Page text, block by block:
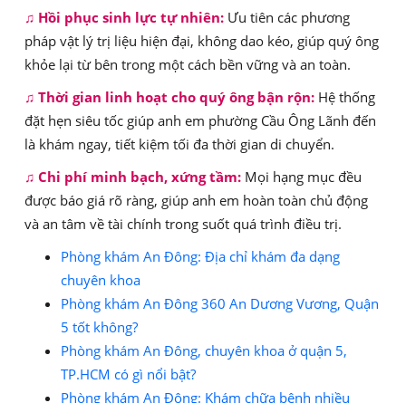
♫ Hồi phục sinh lực tự nhiên: Ưu tiên các phương
pháp vật lý trị liệu hiện đại, không dao kéo, giúp quý ông
khỏe lại từ bên trong một cách bền vững và an toàn.
♫ Thời gian linh hoạt cho quý ông bận rộn: Hệ thống
đặt hẹn siêu tốc giúp anh em phường Cầu Ông Lãnh đến
là khám ngay, tiết kiệm tối đa thời gian di chuyển.
♫ Chi phí minh bạch, xứng tầm: Mọi hạng mục đều
được báo giá rõ ràng, giúp anh em hoàn toàn chủ động
và an tâm về tài chính trong suốt quá trình điều trị.
Phòng khám An Đông: Địa chỉ khám đa dạng
chuyên khoa
Phòng khám An Đông 360 An Dương Vương, Quận
5 tốt không?
Phòng khám An Đông, chuyên khoa ở quận 5,
TP.HCM có gì nổi bật?
Phòng khám An Đông: Khám chữa bệnh nhiều